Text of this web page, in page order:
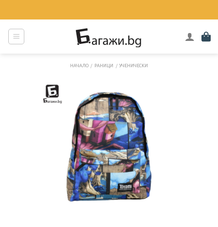
to
content
НАЧАЛО / РАНИЦИ / УЧЕНИЧЕСКИ